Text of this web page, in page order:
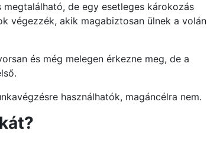
de egy esetleges károkozás
végezzék, akik magabiztosan ülnek a volán
és még melegen érkezne meg, de a
használhatók, magáncélra nem.